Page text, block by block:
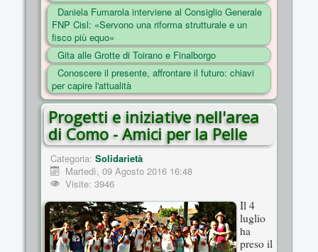
FOTO
SOCIAL
Daniela Fumarola interviene al Consiglio Generale
FNP Cisl: «Servono una riforma strutturale e un
fisco più equo»
Gita alle Grotte di Toirano e Finalborgo
Conoscere il presente, affrontare il futuro: chiavi
per capire l'attualità
Progetti e iniziative nell'area
di Como - Amici per la Pelle
Categoria: Solidarietà
Martedì, 09 Agosto 2016 16:48
Visite: 3946
Il 4
luglio
ha
preso il